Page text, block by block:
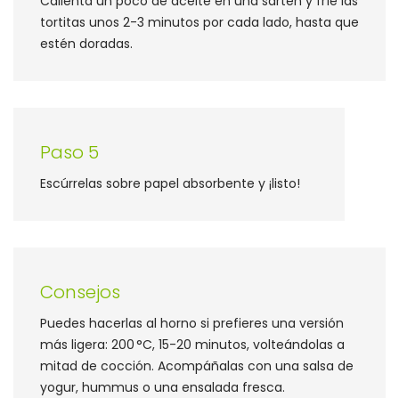
tortitas unos 2-3 minutos por cada lado, hasta que
estén doradas.
Paso 5
Escúrrelas sobre papel absorbente y ¡listo!
Consejos
Puedes hacerlas al horno si prefieres una versión
más ligera: 200 °C, 15-20 minutos, volteándolas a
mitad de cocción. Acompáñalas con una salsa de
yogur, hummus o una ensalada fresca.